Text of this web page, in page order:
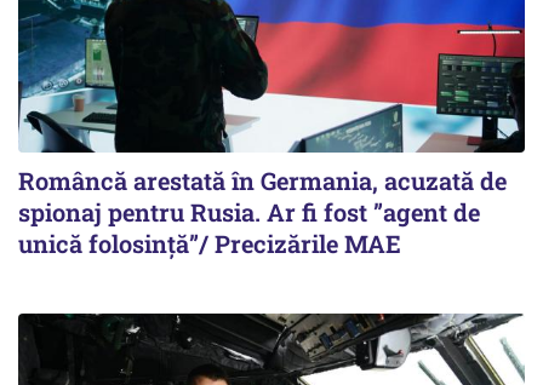
Româncă arestată în Germania, acuzată de
spionaj pentru Rusia. Ar fi fost ”agent de
unică folosință”/ Precizările MAE